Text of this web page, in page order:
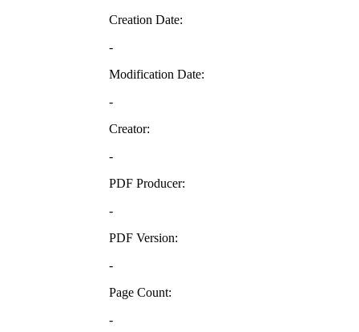
Creation Date:
-
Modification Date:
-
Creator:
-
PDF Producer:
-
PDF Version:
-
Page Count:
-